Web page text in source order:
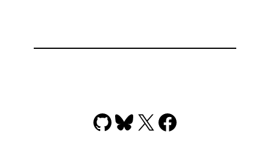
GitHub
Bluesky
X Facebook